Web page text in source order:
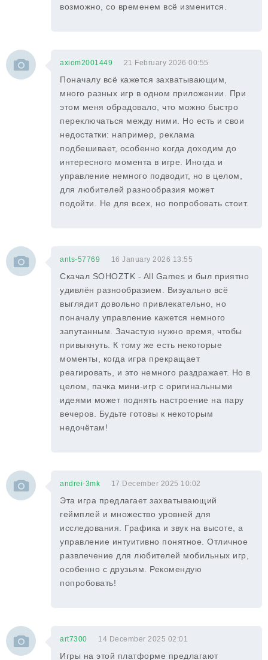
возможно, со временем всё изменится.
axiom2001449 21 February 2026 00:55
Поначалу всё кажется захватывающим,
много разных игр в одном приложении. При
этом меня обрадовало, что можно быстро
переключаться между ними. Но есть и свои
недостатки: например, реклама
подбешивает, особенно когда доходим до
интересного момента в игре. Иногда и
управление немного подводит, но в целом,
для любителей разнообразия может
подойти. Не для всех, но попробовать стоит.
ants-57769 16 January 2026 13:55
Скачал SOHOZTK - All Games и был приятно
удивлён разнообразием. Визуально всё
выглядит довольно привлекательно, но
поначалу управление кажется немного
запутанным. Зачастую нужно время, чтобы
привыкнуть. К тому же есть некоторые
моменты, когда игра прекращает
реагировать, и это немного раздражает. Но в
целом, пачка мини-игр с оригинальными
идеями может поднять настроение на пару
вечеров. Будьте готовы к некоторым
недочётам!
andrei-3mk 17 December 2025 10:02
Эта игра предлагает захватывающий
геймплей и множество уровней для
исследования. Графика и звук на высоте, а
управление интуитивно понятное. Отличное
развлечение для любителей мобильных игр,
особенно с друзьям. Рекомендую
попробовать!
art7300 14 December 2025 02:01
Игры на этой платформе предлагают